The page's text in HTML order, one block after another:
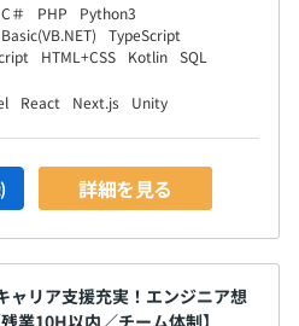
C＃ PHP
Python3
TypeScript
HTML+CSS Kotlin SQL
React Next.js Unity
詳細を見る
リア支援充実！エンジニア想
業10H以内／チーム体制】